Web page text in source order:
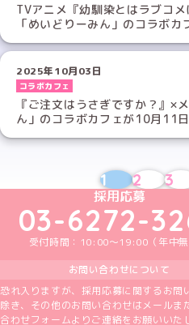
TVアニメ『幼馴染とはラブコ
「めいどりーみん」のコラボ
2025年10月03日
コラボカフェ
『ご注文はうさぎですか？』×
ん」のコラボカフェが10月11
1 2 3
めいどりーみ
めいどり
めい
採用応募
03-6272-
受付時間：10:00～19:00（年中無
お問い合わせについて
恐れ入りますが、採用応募に関するお問
除き、その他のお問い合わせはメールま
合わせフォームよりご連絡をお願いいた